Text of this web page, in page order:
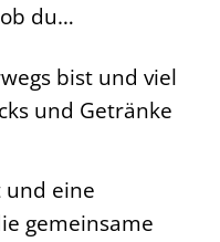
du…
bist und viel
und Getränke
und eine
gemeinsame